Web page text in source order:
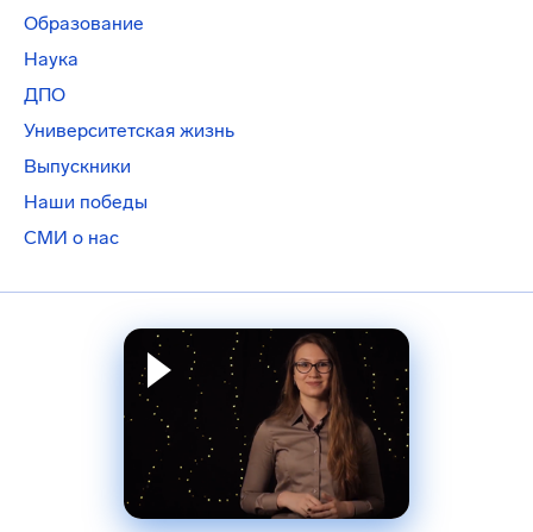
Образование
Наука
ДПО
Университетская жизнь
Выпускники
Наши победы
СМИ о нас